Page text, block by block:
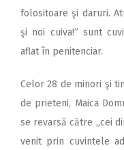
folositoare şi daruri.
şi noi cuiva!” sunt
aflat în penitenciar.
Celor 28 de minori şi
de prieteni, Maica
se revarsă către „cei
venit prin cuvintele